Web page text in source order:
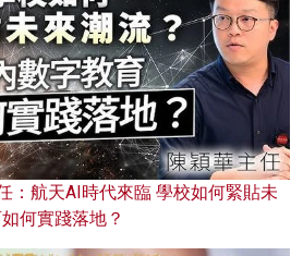
：航天AI時代來臨 學校如何緊貼未
何實踐落地？